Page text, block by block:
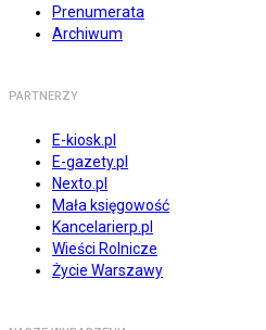
Prenumerata
Archiwum
PARTNERZY
E-kiosk.pl
E-gazety.pl
Nexto.pl
Mała księgowość
Kancelarierp.pl
Wieści Rolnicze
Życie Warszawy